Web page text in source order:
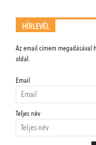
HÍRLEVÉL
Az email címem megadásával
oldal.
Email
Teljes név